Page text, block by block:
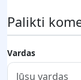
Palikti
Vardas